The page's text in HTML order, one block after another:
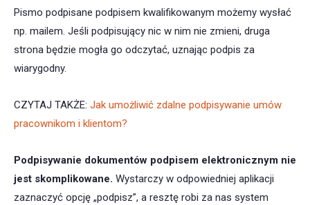
Pismo podpisane podpisem kwalifikowanym możemy wysłać
np. mailem. Jeśli podpisujący nic w nim nie zmieni, druga
strona będzie mogła go odczytać, uznając podpis za
wiarygodny.
CZYTAJ TAKŻE: Jak umożliwić zdalne podpisywanie umów
pracownikom i klientom?
Podpisywanie dokumentów podpisem elektronicznym nie
jest skomplikowane. Wystarczy w odpowiedniej aplikacji
zaznaczyć opcję „podpisz”, a resztę robi za nas system